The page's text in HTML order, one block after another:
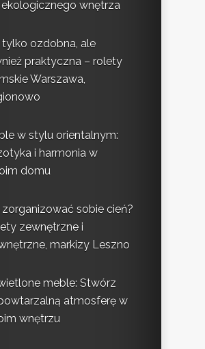
wnętrza
tylko ozdobna, ale
praktyczna – rolety
Warszawa,
w stylu orientalnym:
i harmonia w
domu
zorganizować sobie cień?
zewnętrzne i
markizy Leszno
meble: Stwórz
atmosferę w
wnętrzu